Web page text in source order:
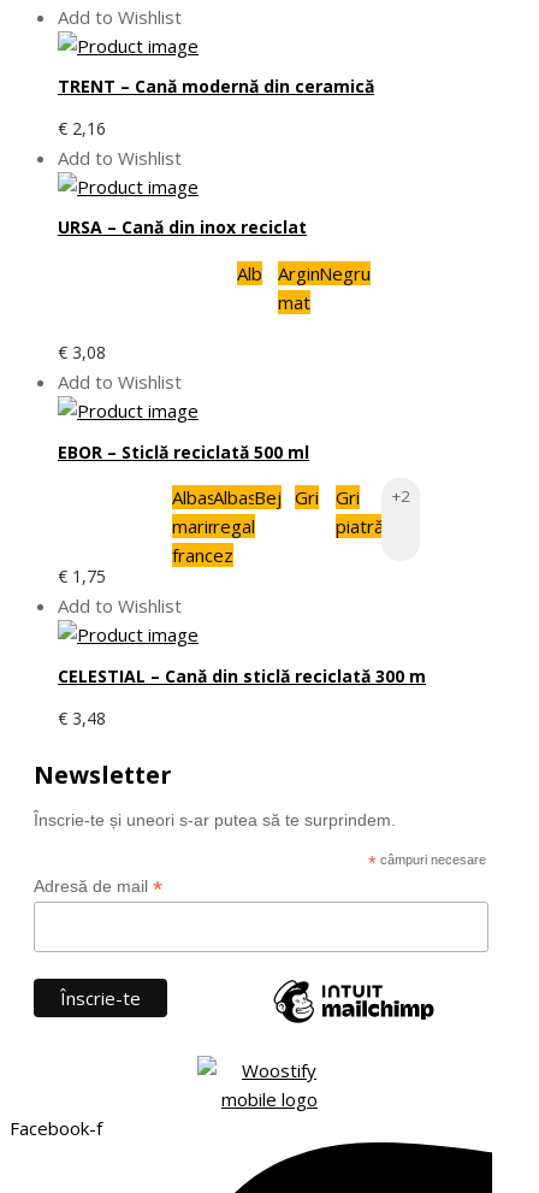
Add to Wishlist
TRENT – Cană modernă din ceramică
€ 2,16
Add to Wishlist
URSA – Cană din inox reciclat
Alb
Argint
mat
Negru
€ 3,08
Add to Wishlist
EBOR – Sticlă reciclată 500 ml
Albastru
marin
francez
Albastru
regal
Bej Gri
Gri
piatră
+2
€ 1,75
Add to Wishlist
CELESTIAL – Cană din sticlă reciclată 300 m
€ 3,48
Newsletter
Înscrie-te și uneori s-ar putea să te surprindem.
* câmpuri necesare
Adresă de mail *
Facebook-f